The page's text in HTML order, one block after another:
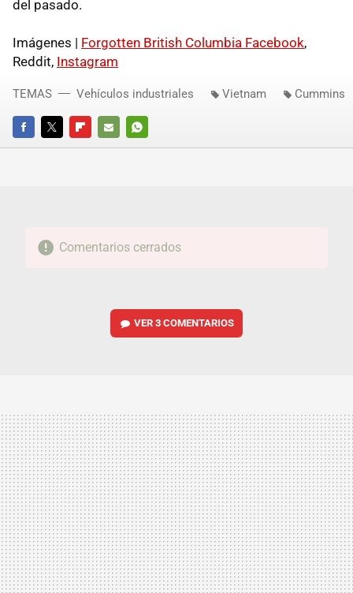
del pasado.
Imágenes | Forgotten British Columbia Facebook,
Reddit, Instagram
FACEBOOKTWITTERFLIPBOARD
E-
WHATSAPP
TEMAS Vehículos industriales Vietnam Cummins
Comentarios cerrados
VER3 COMENTARIOS